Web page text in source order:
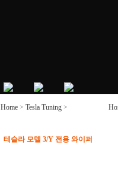
Home > Tesla Tuning >
테슬라 모델 3/Y 전용 와이퍼